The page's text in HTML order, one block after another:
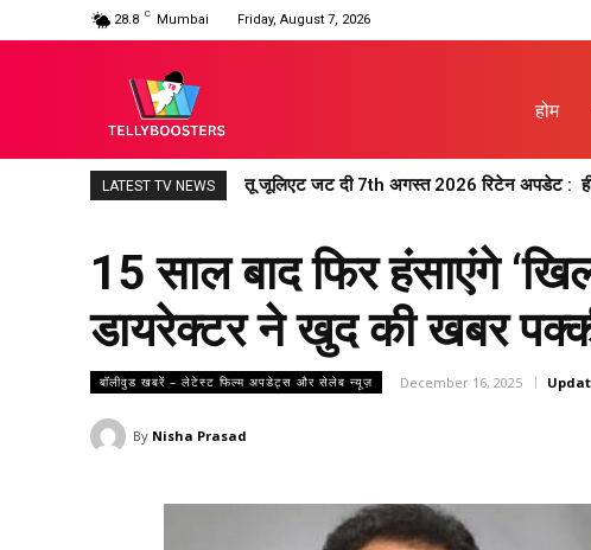
28.8 C Mumbai Friday, August 7, 2026
होम
LATEST TV NEWS तू जूलिएट जट दी 7th अगस्त 2026 रिटेन अपडेट :
15 साल बाद फिर हंसाएंगे
डायरेक्टर ने खुद की खबर
बॉलीवुड खबरें – लेटेस्ट फिल्म अपडेट्स और सेलेब न्यूज़ December 16, 2025
By Nisha Prasad